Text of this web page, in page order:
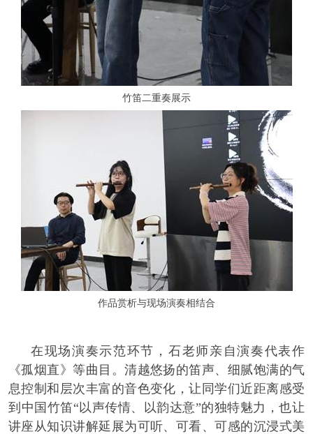
竹笛二重奏展示
作品赏析与现场演奏相结合
在现场演奏示范环节，石老师亲自演奏代表作
《孤烟直》等曲目。清越悠扬的笛声、细腻饱满的气
息控制和层次丰富的音色变化，让同学们近距离感受
到中国竹笛“以声传情、以韵达意”的独特魅力，也让
讲座从知识讲解延展为可听、可看、可感的沉浸式美